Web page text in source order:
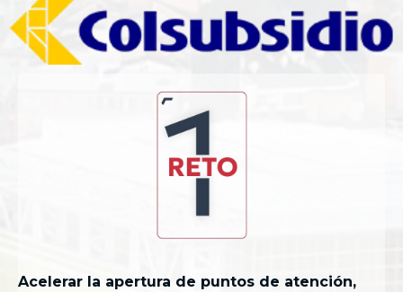
Acelerar la apertura de puntos de atención,